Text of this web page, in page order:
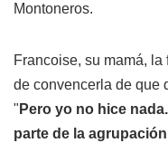
Montoneros.
Francoise, su mamá,
de convencerla de que
" Pero yo no hice
parte de la